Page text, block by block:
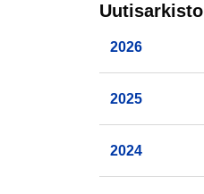
Uutisarkisto
2026
2025
2024